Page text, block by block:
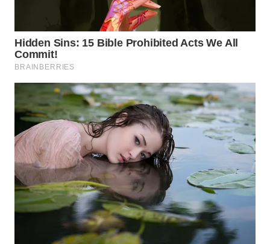
KUNINGAN
WN
MAJALENGKA
WN
SUBANG
WN
SUKABUMI
WN